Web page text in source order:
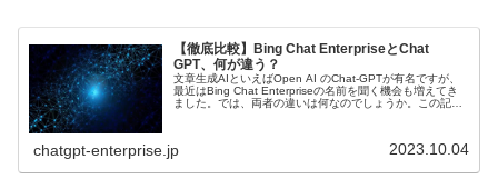
【徹底比較】Bing Chat EnterpriseとChat
GPT、何が違う？
文章生成AIといえばOpen AI のChat-GPTが有名ですが、
最近はBing Chat Enterpriseの名前を聞く機会も増えてき
ました。では、両者の違いは何なのでしょうか。この記事
chatgpt-enterprise.jp 2023.10.04